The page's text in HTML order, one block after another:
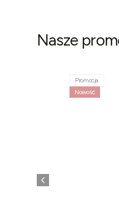
Nasze
Promocja
Nowość